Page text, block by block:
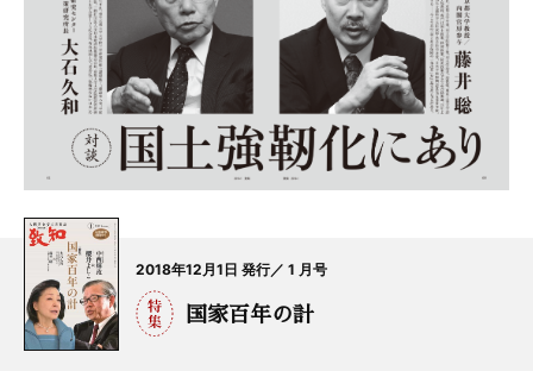
2018年12月1日 発行／ 1 月号
国家百年の計